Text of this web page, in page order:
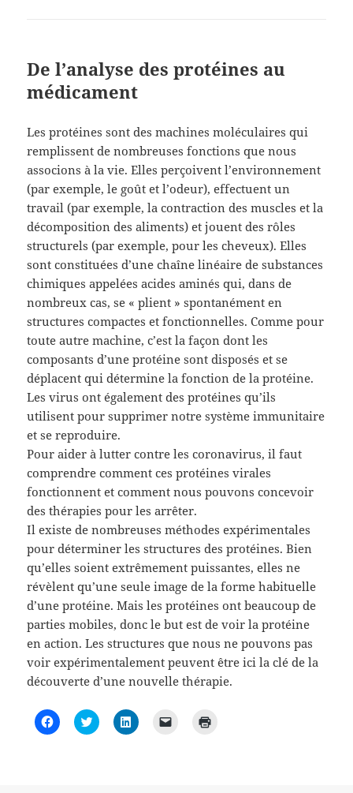
De l’analyse des protéines au
médicament
Les protéines sont des machines moléculaires qui
remplissent de nombreuses fonctions que nous
associons à la vie. Elles perçoivent l’environnement
(par exemple, le goût et l’odeur), effectuent un
travail (par exemple, la contraction des muscles et la
décomposition des aliments) et jouent des rôles
structurels (par exemple, pour les cheveux). Elles
sont constituées d’une chaîne linéaire de substances
chimiques appelées acides aminés qui, dans de
nombreux cas, se « plient » spontanément en
structures compactes et fonctionnelles. Comme pour
toute autre machine, c’est la façon dont les
composants d’une protéine sont disposés et se
déplacent qui détermine la fonction de la protéine.
Les virus ont également des protéines qu’ils
utilisent pour supprimer notre système immunitaire
et se reproduire.
Pour aider à lutter contre les coronavirus, il faut
comprendre comment ces protéines virales
fonctionnent et comment nous pouvons concevoir
des thérapies pour les arrêter.
Il existe de nombreuses méthodes expérimentales
pour déterminer les structures des protéines. Bien
qu’elles soient extrêmement puissantes, elles ne
révèlent qu’une seule image de la forme habituelle
d’une protéine. Mais les protéines ont beaucoup de
parties mobiles, donc le but est de voir la protéine
en action. Les structures que nous ne pouvons pas
voir expérimentalement peuvent être ici la clé de la
découverte d’une nouvelle thérapie.
C
l
C
l
C
l